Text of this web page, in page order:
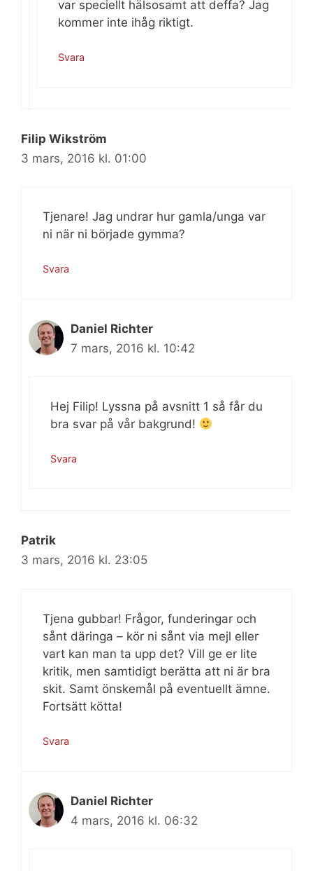
var speciellt hälsosamt att deffa? Jag
kommer inte ihåg riktigt.
Svara
Filip Wikström
3 mars, 2016 kl. 01:00
Tjenare! Jag undrar hur gamla/unga var
ni när ni började gymma?
Svara
Daniel Richter
7 mars, 2016 kl. 10:42
Hej Filip! Lyssna på avsnitt 1 så får du
bra svar på vår bakgrund!
Svara
Patrik
3 mars, 2016 kl. 23:05
Tjena gubbar! Frågor, funderingar och
sånt däringa – kör ni sånt via mejl eller
vart kan man ta upp det? Vill ge er lite
kritik, men samtidigt berätta att ni är bra
skit. Samt önskemål på eventuellt ämne.
Fortsätt kötta!
Svara
Daniel Richter
4 mars, 2016 kl. 06:32